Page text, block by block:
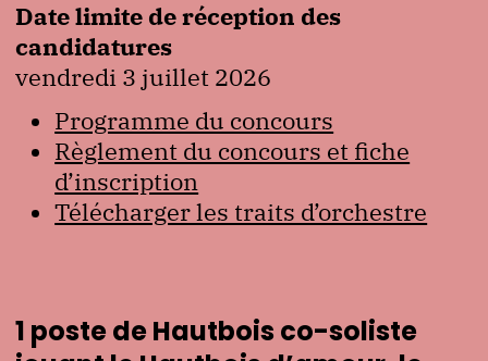
Date limite de réception des
candidatures
vendredi 3 juillet 2026
Programme du concours
Règlement du concours et fiche
d’inscription
Télécharger les traits d’orchestre
1 poste de Hautbois co-soliste